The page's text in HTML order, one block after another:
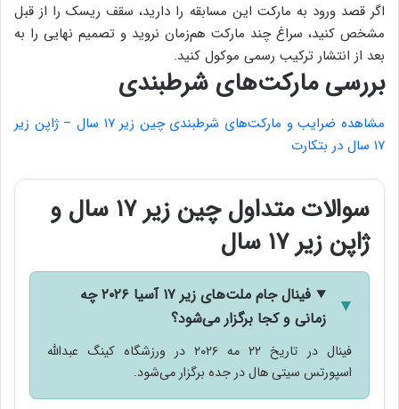
اگر قصد ورود به مارکت این مسابقه را دارید، سقف ریسک را از قبل
مشخص کنید، سراغ چند مارکت هم‌زمان نروید و تصمیم نهایی را به
بعد از انتشار ترکیب رسمی موکول کنید.
بررسی مارکت‌های شرطبندی
مشاهده ضرایب و مارکت‌های شرطبندی چین زیر ۱۷ سال – ژاپن زیر
۱۷ سال در بتکارت
سوالات متداول چین زیر ۱۷ سال و
ژاپن زیر ۱۷ سال
فینال جام ملت‌های زیر ۱۷ آسیا ۲۰۲۶ چه
زمانی و کجا برگزار می‌شود؟
فینال در تاریخ ۲۲ مه ۲۰۲۶ در ورزشگاه کینگ عبدالله
اسپورتس سیتی هال در جده برگزار می‌شود.